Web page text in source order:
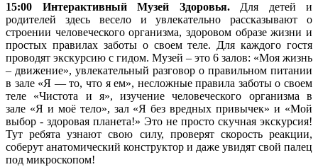
15:00 Интерактивный Музей Здоровья. Для детей и
родителей здесь весело и увлекательно рассказывают о
строении человеческого организма, здоровом образе жизни и
простых правилах заботы о своем теле. Для каждого гостя
проводят экскурсию с гидом. Музей – это 6 залов: «Моя жизнь
– движение», увлекательный разговор о правильном питании
в зале «Я — то, что я ем», несложные правила заботы о своем
теле «Чистота и я», изучение человеческого организма в
зале «Я и моё тело», зал «Я без вредных привычек» и «Мой
выбор - здоровая планета!» Это не просто скучная экскурсия!
Тут ребята узнают свою силу, проверят скорость реакции,
соберут анатомический конструктор и даже увидят свой палец
под микроскопом!